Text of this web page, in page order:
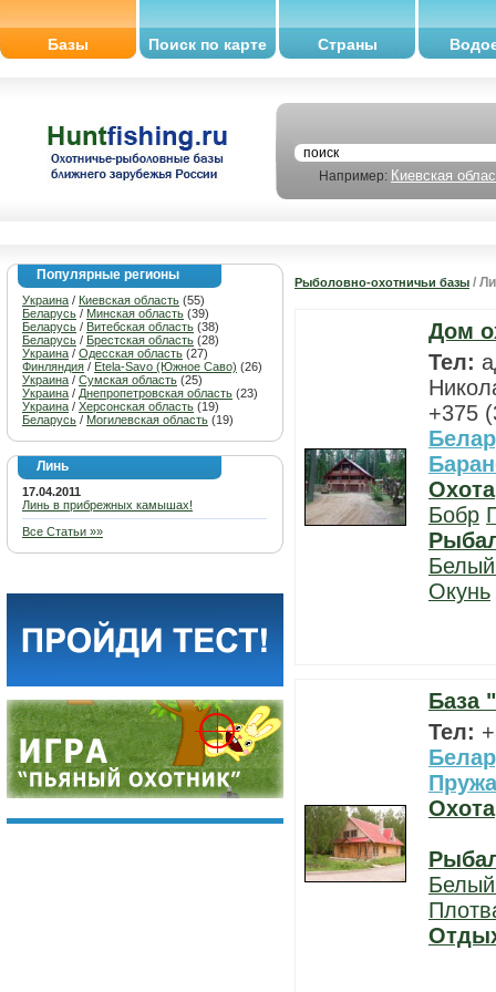
Базы Поиск по карте Страны
Например: Киевская
Популярные регионы
Украина / Киевская область (55)
Беларусь / Минская область (39)
Беларусь / Витебская область (38)
Беларусь / Брестская область (28)
Украина / Одесская область (27)
Финляндия / Etela-Savo (Южное Саво) (26)
Украина / Сумская область (25)
Украина / Днепропетровская область (23)
Украина / Херсонская область (19)
Беларусь / Могилевская область (19)
Линь
17.04.2011
Линь в прибрежных камышах!
Все Статьи »»
Рыболовно-охотничьи базы /
Дом
Тел:
+375
Охота
Бобр
Окунь
База
Тел:
Охота